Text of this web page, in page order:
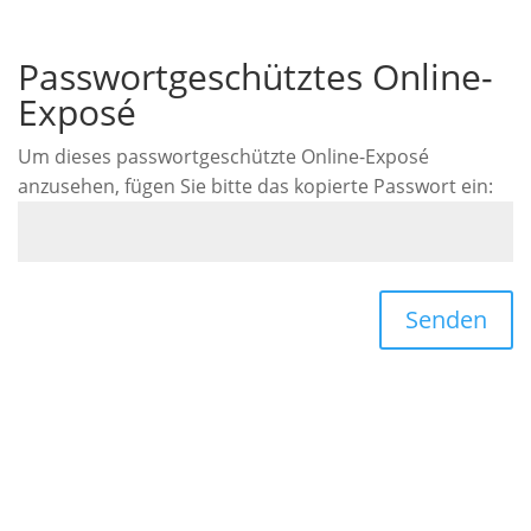
Passwortgeschütztes Online-
Exposé
Um dieses passwortgeschützte Online-Exposé
anzusehen, fügen Sie bitte das kopierte Passwort ein:
Senden